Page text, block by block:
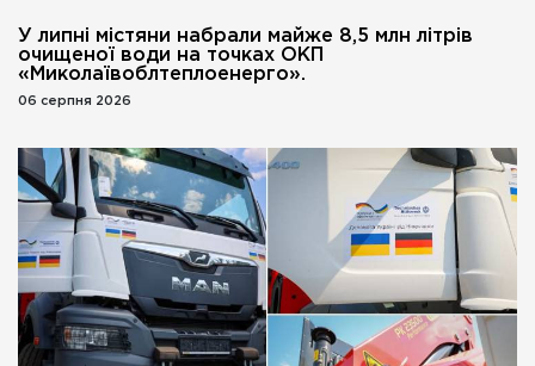
У липні містяни набрали майже 8,5 млн літрів
очищеної води на точках ОКП
«Миколаївоблтеплоенерго».
06 серпня 2026